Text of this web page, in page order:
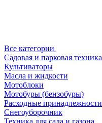
Все категории
Садовая и парковая техника
Культиваторы
Масла и жидкости
Мотоблоки
Мотобуры (бензобуры)
Расходные принадлежности
Снегоуборочник
Техника для сада и газона